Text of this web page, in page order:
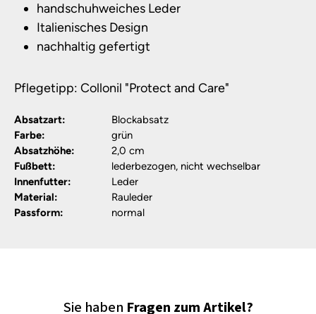
handschuhweiches Leder
Italienisches Design
nachhaltig gefertigt
Pflegetipp: Collonil "Protect and Care"
Absatzart:
Blockabsatz
Farbe:
grün
Absatzhöhe:
2,0 cm
Fußbett:
lederbezogen, nicht wechselbar
Innenfutter:
Leder
Material:
Rauleder
Passform:
normal
Sie haben Fragen zum Artikel?